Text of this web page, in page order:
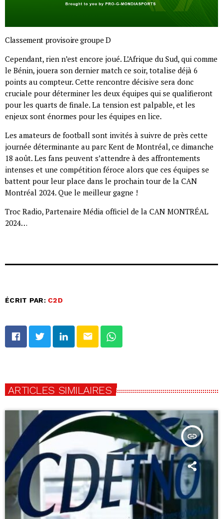
Classement provisoire groupe D
Cependant, rien n’est encore joué. L’Afrique du Sud, qui comme
le Bénin, jouera son dernier match ce soir, totalise déjà 6
points au compteur. Cette rencontre décisive sera donc
cruciale pour déterminer les deux équipes qui se qualifieront
pour les quarts de finale. La tension est palpable, et les
enjeux sont énormes pour les équipes en lice.
Les amateurs de football sont invités à suivre de près cette
journée déterminante au parc Kent de Montréal, ce dimanche
18 août. Les fans peuvent s’attendre à des affrontements
intenses et une compétition féroce alors que ces équipes se
battent pour leur place dans le prochain tour de la CAN
Montréal 2024. Que le meilleur gagne !
Troc Radio, Partenaire Média officiel de la CAN MONTRÉAL
2024…
ÉCRIT PAR: C2D
email
ARTICLES SIMILAIRES
insert_link